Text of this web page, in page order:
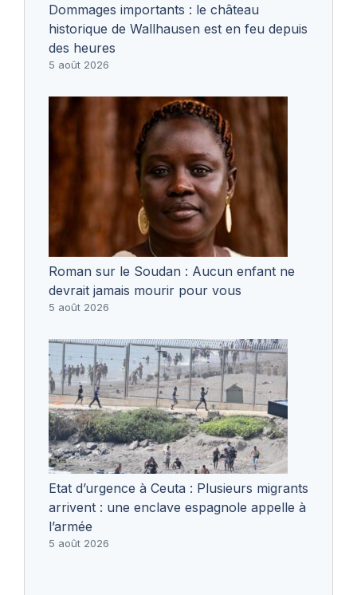
Dommages importants : le château
historique de Wallhausen est en feu depuis
des heures
5 août 2026
Roman sur le Soudan : Aucun enfant ne
devrait jamais mourir pour vous
5 août 2026
Etat d’urgence à Ceuta : Plusieurs migrants
arrivent : une enclave espagnole appelle à
l’armée
5 août 2026